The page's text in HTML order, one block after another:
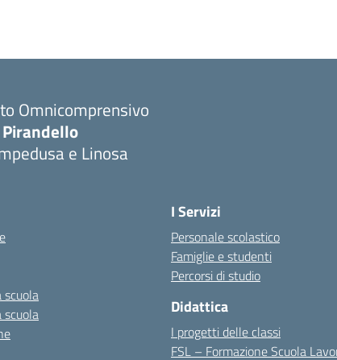
Omnicomprensivo
e Linosa
scuola
scuola
I Servizi
Personale scolastico
Famiglie e studenti
Percorsi di studio
Didattica
I progetti delle classi
FSL – Formazione Scuola